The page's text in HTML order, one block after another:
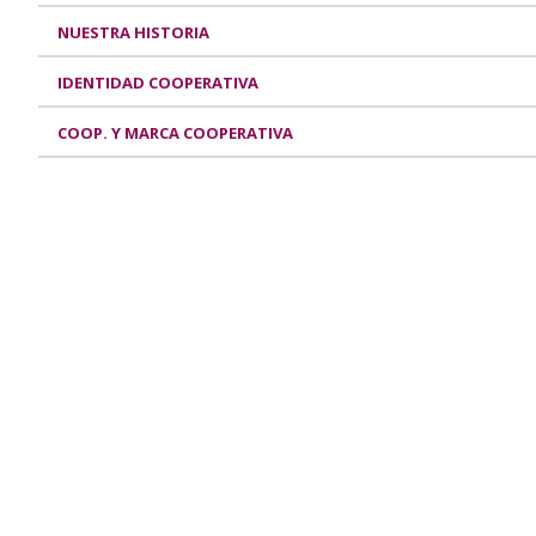
NUESTRA HISTORIA
IDENTIDAD COOPERATIVA
COOP. Y MARCA COOPERATIVA